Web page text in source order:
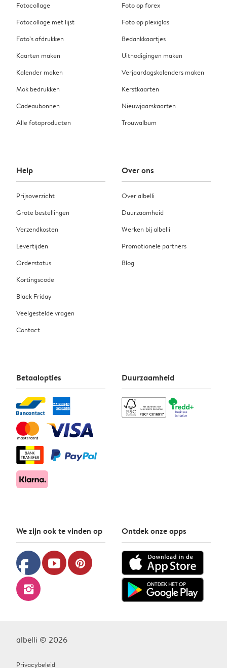
Fotocollage
Fotocollage met lijst
Foto’s afdrukken
Kaarten maken
Kalender maken
Mok bedrukken
Cadeaubonnen
Alle fotoproducten
Foto op forex
Foto op plexiglas
Bedankkaartjes
Uitnodigingen maken
Verjaardagskalenders maken
Kerstkaarten
Nieuwjaarskaarten
Trouwalbum
Help
Prijsoverzicht
Grote bestellingen
Verzendkosten
Levertijden
Orderstatus
Kortingscode
Black Friday
Veelgestelde vragen
Contact
Over ons
Over albelli
Duurzaamheid
Werken bij albelli
Promotionele partners
Blog
Betaalopties Duurzaamheid
We zijn ook te vinden op
facebook youtube pinterest
instagram
Ontdek onze apps
albelli © 2026
Privacybeleid